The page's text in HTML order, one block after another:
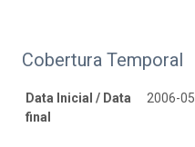
Cobertura Temporal
Data Inicial / Data
final
2006-